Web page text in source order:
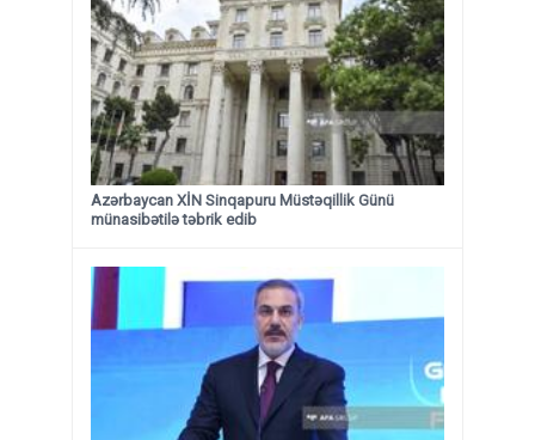
Azərbaycan XİN Sinqapuru Müstəqillik Günü
münasibətilə təbrik edib